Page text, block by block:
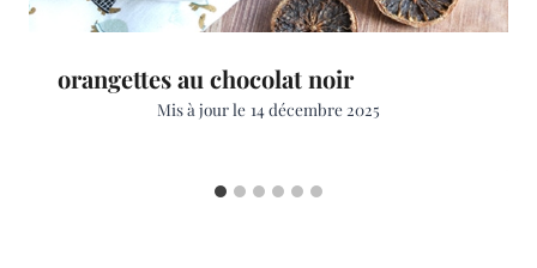
orangettes au chocolat noir
Mis à jour le 14 décembre 2025